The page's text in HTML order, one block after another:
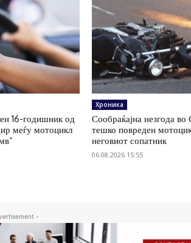
16-годишник од
меѓу мотоцикл
Хроника
Сообраќајна незгода во
тешко повреден
неговиот сопатник
06.08.2026 15:55
-